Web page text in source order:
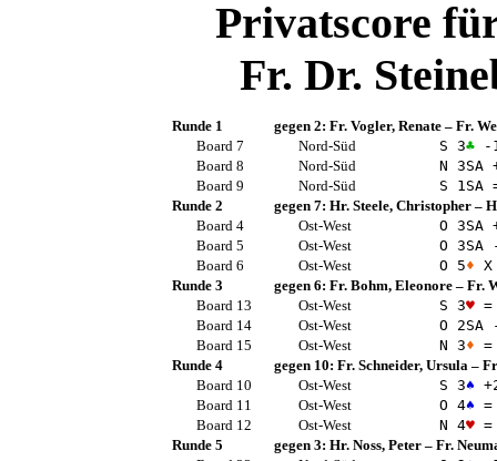
Privatscore
Fr. Dr.
Runde 1 gegen 2: Fr. Vogler, Renate– Fr.
Board 7
Nord-Süd S 3♣-
Board 8
Nord-Süd N 3SA
Board 9
Nord-Süd S 1SA
Runde 2
gegen 7: Hr. Steele, Christopher–
Board 4
Ost-West O 3SA
Board 5
Ost-West O 3SA-
Board 6
Ost-West O 5♦
Runde 3
gegen 6: Fr. Bohm, Eleonore– Fr.
Board 13
Ost-West S 3♥=
Board 14
Ost-West O 2SA-
Board 15
Ost-West N 3♦ =
Runde 4
gegen 10: Fr. Schneider, Ursula–
Board 10
Ost-West S 3♠
Board 11
Ost-West O 4♠ =
Board 12
Ost-West N 4♥=
Runde 5
gegen 3: Hr. Noss, Peter– Fr.